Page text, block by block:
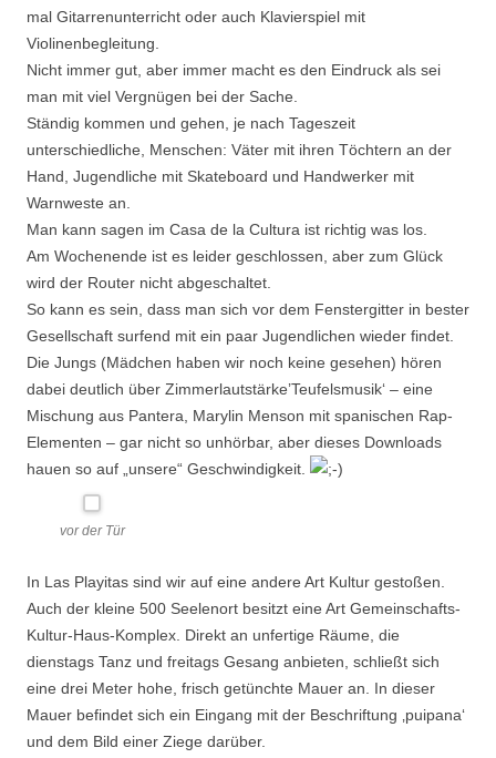
mal Gitarrenunterricht oder auch Klavierspiel mit
Violinenbegleitung.
Nicht immer gut, aber immer macht es den Eindruck als sei
man mit viel Vergnügen bei der Sache.
Ständig kommen und gehen, je nach Tageszeit
unterschiedliche, Menschen: Väter mit ihren Töchtern an der
Hand, Jugendliche mit Skateboard und Handwerker mit
Warnweste an.
Man kann sagen im Casa de la Cultura ist richtig was los.
Am Wochenende ist es leider geschlossen, aber zum Glück
wird der Router nicht abgeschaltet.
So kann es sein, dass man sich vor dem Fenstergitter in bester
Gesellschaft surfend mit ein paar Jugendlichen wieder findet.
Die Jungs (Mädchen haben wir noch keine gesehen) hören
dabei deutlich über Zimmerlautstärke’Teufelsmusik‘ – eine
Mischung aus Pantera, Marylin Menson mit spanischen Rap-
Elementen – gar nicht so unhörbar, aber dieses Downloads
hauen so auf „unsere“ Geschwindigkeit.
vor der Tür
In Las Playitas sind wir auf eine andere Art Kultur gestoßen.
Auch der kleine 500 Seelenort besitzt eine Art Gemeinschafts-
Kultur-Haus-Komplex. Direkt an unfertige Räume, die
dienstags Tanz und freitags Gesang anbieten, schließt sich
eine drei Meter hohe, frisch getünchte Mauer an. In dieser
Mauer befindet sich ein Eingang mit der Beschriftung ‚puipana‘
und dem Bild einer Ziege darüber.